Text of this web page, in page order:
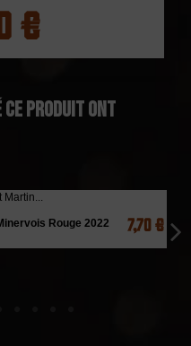
€
ce produit ont
Rouge 2022 7,70 €